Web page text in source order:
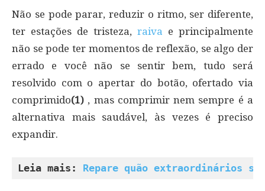
Não se pode parar, reduzir o ritmo, ser diferente,
ter estações de tristeza, raiva e principalmente
não se pode ter momentos de reflexão, se algo der
errado e você não se sentir bem, tudo será
resolvido com o apertar do botão, ofertado via
comprimido(1) , mas comprimir nem sempre é a
alternativa mais saudável, às vezes é preciso
expandir.
Leia mais: Repare quão extraordinários